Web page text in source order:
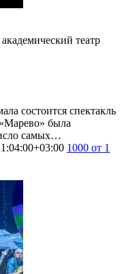
театр
состоится спектакль
была
самых…
1000 от 1